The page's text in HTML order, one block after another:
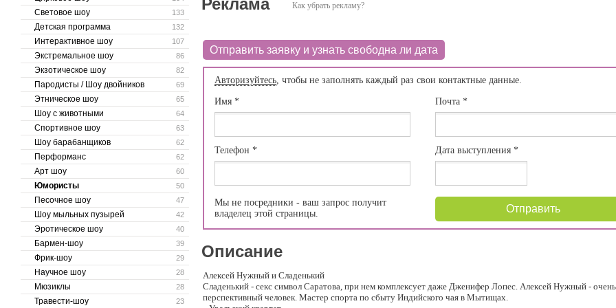
133
Световое шоу
132
Детская программа
107
Интерактивное шоу
86
Экстремальное шоу
82
Экзотическое шоу
69
Пародисты / Шоу двойников
65
Этническое шоу
64
Шоу с животными
63
Спортивное шоу
62
Шоу барабанщиков
62
Перформанс
60
Арт шоу
50
Юмористы
47
Песочное шоу
42
Шоу мыльных пузырей
40
Эротическое шоу
39
Бармен-шоу
29
Фрик-шоу
28
Научное шоу
28
Мюзиклы
23
Травести-шоу
Как убрать рекламу?
Реклама
Отправить заявку и узнать свободна ли дата
Авторизуйтесь, чтобы не заполнять каждый раз свои контактные данные.
Имя *
Телефон *
Мы не посредники - ваш запрос получит
владелец этой страницы.
Почта*
Дата выступления*
Отправить
Описание
Алексей Нужный и Сладенький
Сладенький - секс символ Саратова, при нем комплексует даже Дженифер Лопес. Алексей Нужный -
перспективный человек. Мастер спорта по сбыту Индийского чая в Мытищах.